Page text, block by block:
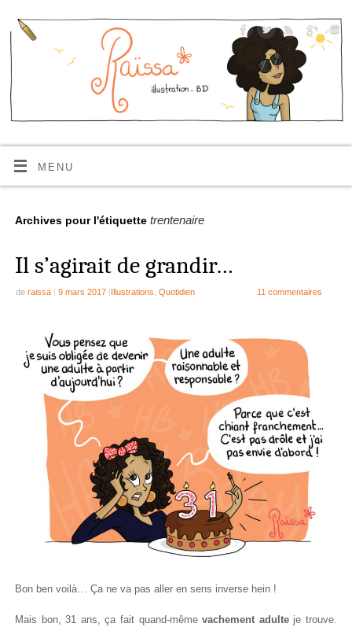
MENU
Archives pour l'étiquette trentenaire
Il s’agirait de grandir…
de raissa | 9 mars 2017 |Illustrations Quotidien 11 commentaires
Bon ben voilà… Ça ne va pas aller en sens inverse hein !
Mais bon, 31 ans, ça fait quand-mêmevachement adulteje trouve.